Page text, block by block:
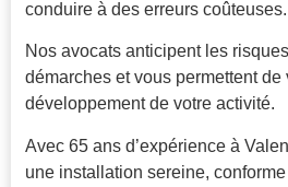
conduire à des erreurs coûteuses.
Nos avocats anticipent les
démarches et vous permettent
développement de votre activité.
Avec 65 ans d’expérience à
une installation sereine,